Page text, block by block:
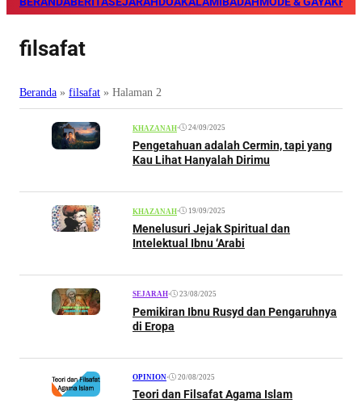
filsafat
Beranda » filsafat » Halaman 2
KHAZANAH• 24/09/2025
Pengetahuan adalah Cermin, tapi yang
Kau Lihat Hanyalah Dirimu
KHAZANAH• 19/09/2025
Menelusuri Jejak Spiritual dan
Intelektual Ibnu ‘Arabi
SEJARAH• 23/08/2025
Pemikiran Ibnu Rusyd dan Pengaruhnya
di Eropa
OPINION• 20/08/2025
Teori dan Filsafat Agama Islam